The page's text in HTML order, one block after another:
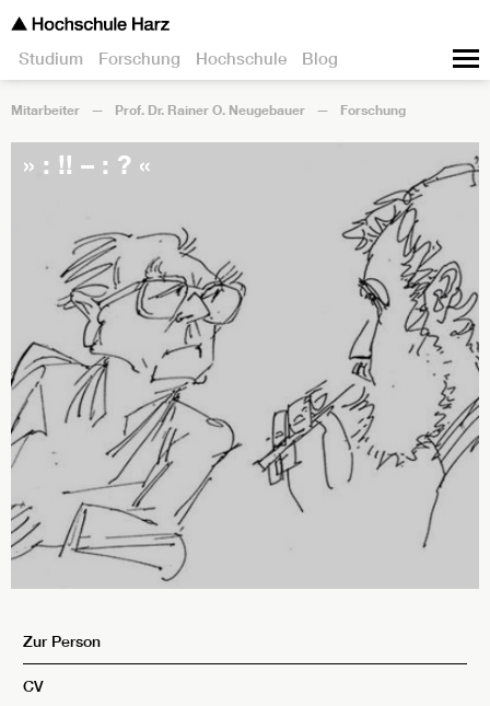
Studium Forschung Hochschule Blog
Mitarbeiter Prof. Dr. Rainer O. Neugebauer Forschung
» : !! – : ? «
Zur Person
CV